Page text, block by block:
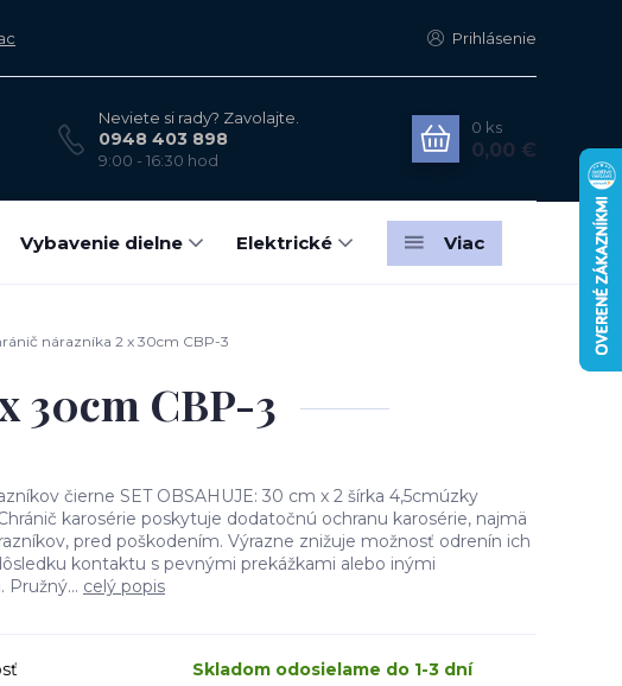
Prihlásenie
Neviete si rady? Zavolajte.
0948 403 898
9:00 - 16:30 hod
0 ks
0,00 €
Vybavenie dielne Elektrické Viac
nárazníka 2 x 30cm CBP-3
30cm CBP-3
čierne SET OBSAHUJE: 30 cm x 2 šírka 4,5cmúzky
karosérie poskytuje dodatočnú ochranu karosérie, najmä
pred poškodením. Výrazne znižuje možnosť odrenín ich
kontaktu s pevnými prekážkami alebo inými
Pružný... celý popis
Skladom odosielame do 1-3 dní